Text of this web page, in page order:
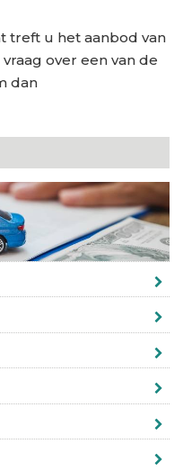
treft u het aanbod van
over een van de
dan